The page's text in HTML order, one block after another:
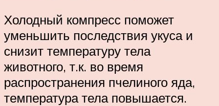
Холодный компресс поможет
уменьшить последствия укуса и
снизит температуру тела
животного, т.к. во время
распространения пчелиного яда,
температура тела повышается.